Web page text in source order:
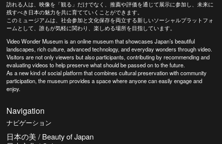
訪れる人は、映像を「観る」だけでなく、推薦や評価を通じて展示に参加し、未来に
残すべき日本の魅力を共に育てていくことができます。
このミュージアムは、社会参加と文化保存を両立する新しいソーシャルプラットフォ
ームとして、誰もが気軽に関わり、楽しめる場所を目指しています。
Video Wonder Museum is an online museum that showcases Japan’s beautiful
landscapes, rich culture, advanced technology, and everyday wonders through video.
Visitors are not only viewers but also participants, contributing by recommending and
evaluating videos to help preserve what should be passed on to the future.
As a new kind of social platform that combines cultural preservation with community
participation, the museum provides a space where anyone can easily engage and
enjoy.
Navigation
ナビゲーション
日本の美 / Beauty of Japan